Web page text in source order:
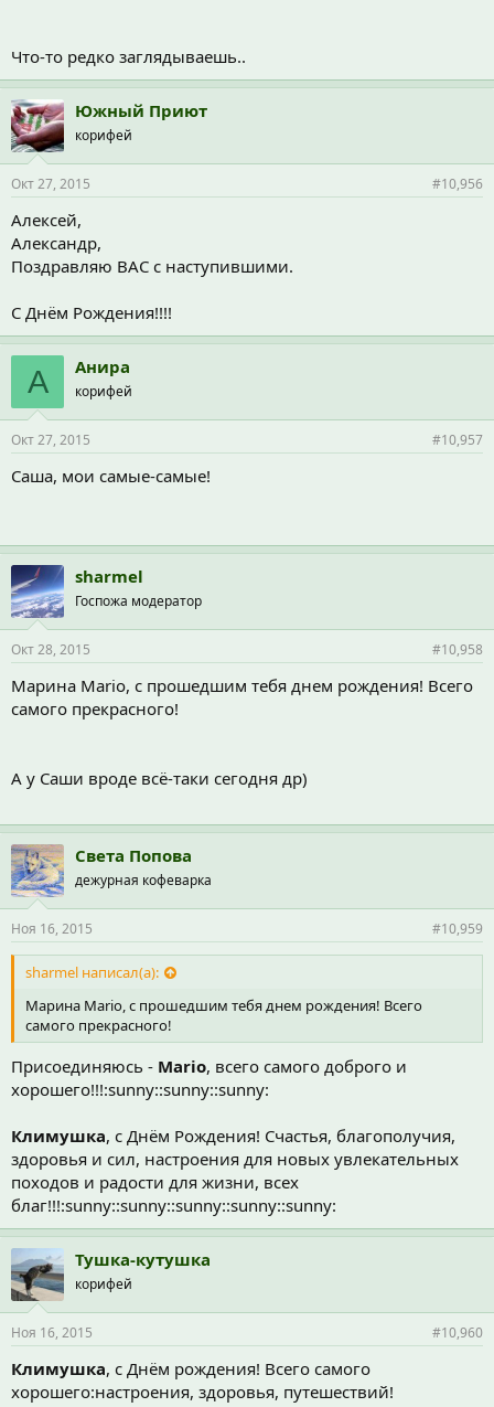
Что-то редко заглядываешь..
Южный Приют
корифей
Окт 27, 2015 #10,956
Алексей,
Александр,
Поздравляю ВАС с наступившими.
С Днём Рождения!!!!
А Анира
корифей
Окт 27, 2015 #10,957
Саша, мои самые-самые!
sharmel
Госпожа модератор
Окт 28, 2015 #10,958
Марина Mario, с прошедшим тебя днем рождения! Всего
самого прекрасного!
А у Саши вроде всё-таки сегодня др)
Света Попова
дежурная кофеварка
Ноя 16, 2015 #10,959
sharmel написал(а):
Марина Mario, с прошедшим тебя днем рождения! Всего
самого прекрасного!
Присоединяюсь - Mario, всего самого доброго и
хорошего!!!:sunny::sunny::sunny:
Климушка, с Днём Рождения! Счастья, благополучия,
здоровья и сил, настроения для новых увлекательных
походов и радости для жизни, всех
благ!!!:sunny::sunny::sunny::sunny::sunny:
Тушка-кутушка
корифей
Ноя 16, 2015 #10,960
Климушка, с Днём рождения! Всего самого
хорошего:настроения, здоровья, путешествий!